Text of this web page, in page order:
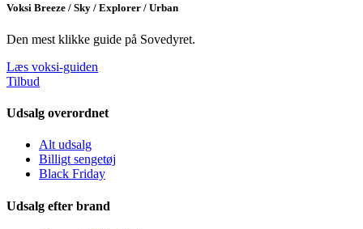
Voksi Breeze / Sky / Explorer / Urban
Den mest klikke guide på Sovedyret.
Læs voksi-guiden
Tilbud
Udsalg overordnet
Alt udsalg
Billigt sengetøj
Black Friday
Udsalg efter brand